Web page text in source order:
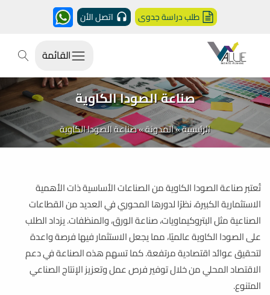
طلب دراسة جدوى اتصل الأن
القائمة
صناعة الصودا الكاوية
الرئيسية»المدونة»صناعة الصودا الكاوية
تُعتبر صناعة الصودا الكاوية من الصناعات الأساسية ذات الأهمية
الاستثمارية الكبيرة، نظرًا لدورها المحوري في العديد من القطاعات
الصناعية مثل البتروكيماويات، صناعة الورق، والمنظفات. يزداد الطلب
على الصودا الكاوية عالميًا، مما يجعل الاستثمار فيها فرصة واعدة
لتحقيق عوائد اقتصادية مرتفعة. كما تسهم هذه الصناعة في دعم
الاقتصاد المحلي من خلال توفير فرص عمل وتعزيز الإنتاج الصناعي
المتنوع.